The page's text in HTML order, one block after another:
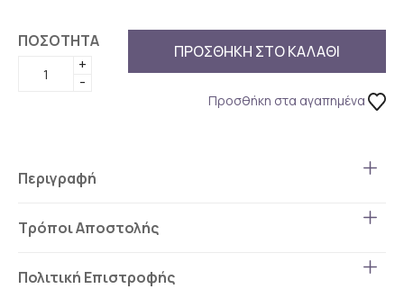
ΠΟΣΟΤΗΤΑ
+
-
ΠΡΟΣΘΗΚΗ ΣΤΟ ΚΑΛΑΘΙ
Προσθήκη στα αγαπημένα
Περιγραφή
Τρόποι Αποστολής
Πολιτική Επιστροφής